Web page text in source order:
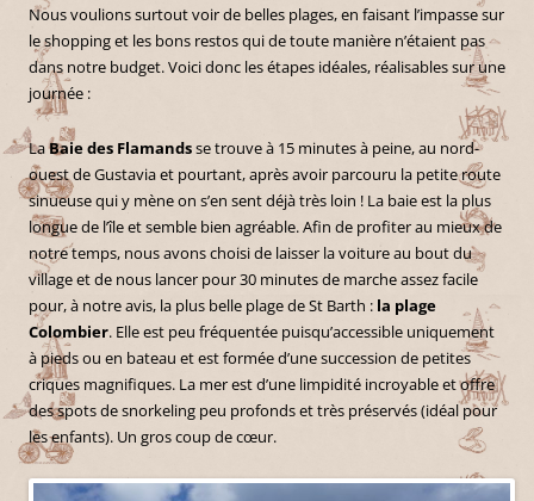
Nous voulions surtout voir de belles plages, en faisant l’impasse sur
le shopping et les bons restos qui de toute manière n’étaient pas
dans notre budget. Voici donc les étapes idéales, réalisables sur une
journée :
LaBaie des Flamandsse trouve à 15 minutes à peine, au nord-
ouest de Gustavia et pourtant, après avoir parcouru la petite route
sinueuse qui y mène on s’en sent déjà très loin ! La baie est la plus
longue de l’île et semble bien agréable. Afin de profiter au mieux de
notre temps, nous avons choisi de laisser la voiture au bout du
village et de nous lancer pour 30 minutes de marche assez facile
pour, à notre avis, la plus belle plage de St Barth : la plage
Colombier. Elle est peu fréquentée puisqu’accessible uniquement
à pieds ou en bateau et est formée d’une succession de petites
criques magnifiques. La mer est d’une limpidité incroyable et offre
des spots de snorkeling peu profonds et très préservés (idéal pour
les enfants). Un gros coup de cœur.